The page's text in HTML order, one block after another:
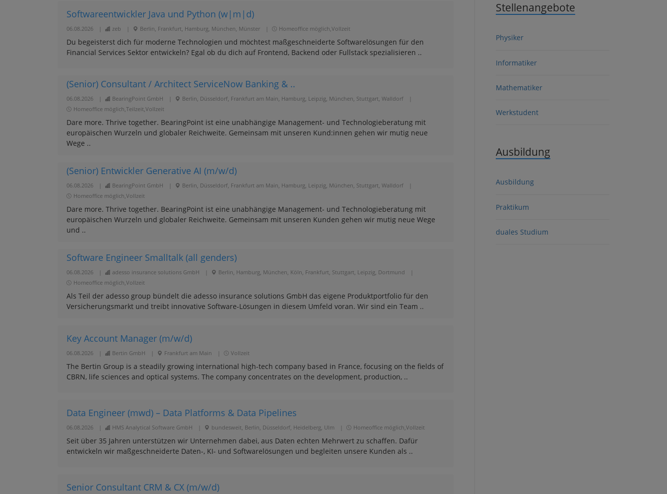
Softwareentwickler Java und Python (w|m|d)
06.08.2026 zeb Berlin, Frankfurt, Hamburg, München, Münster Homeoffice möglich,Vollzeit
Du begeisterst dich für moderne Technologien und möchtest maßgeschneiderte Softwarelösungen für den
Financial Services Sektor entwickeln? Egal ob du dich auf Frontend, Backend oder Fullstack spezialisieren ..
(Senior) Consultant / Architect ServiceNow Banking & ..
06.08.2026 BearingPoint GmbH Berlin, Düsseldorf, Frankfurt am Main, Hamburg, Leipzig, München, Stuttgart, Walldorf
Homeoffice möglich,Teilzeit,Vollzeit
Dare more. Thrive together. BearingPoint ist eine unabhängige Management- und Technologieberatung mit
europäischen Wurzeln und globaler Reichweite. Gemeinsam mit unseren Kund:innen gehen wir mutig neue
Wege ..
(Senior) Entwickler Generative AI (m/w/d)
06.08.2026 BearingPoint GmbH Berlin, Düsseldorf, Frankfurt am Main, Hamburg, Leipzig, München, Stuttgart, Walldorf
Homeoffice möglich,Vollzeit
Dare more. Thrive together. BearingPoint ist eine unabhängige Management- und Technologieberatung mit
europäischen Wurzeln und globaler Reichweite. Gemeinsam mit unseren Kunden gehen wir mutig neue Wege
und ..
Software Engineer Smalltalk (all genders)
06.08.2026 adesso insurance solutions GmbH Berlin, Hamburg, München, Köln, Frankfurt, Stuttgart, Leipzig, Dortmund
Homeoffice möglich,Vollzeit
Als Teil der adesso group bündelt die adesso insurance solutions GmbH das eigene Produktportfolio für den
Versicherungsmarkt und treibt innovative Software-Lösungen in diesem Umfeld voran. Wir sind ein Team ..
Key Account Manager (m/w/d)
06.08.2026 Bertin GmbH Frankfurt am Main Vollzeit
The Bertin Group is a steadily growing international high-tech company based in France, focusing on the fields of
CBRN, life sciences and optical systems. The company concentrates on the development, production, ..
Data Engineer (mwd) – Data Platforms & Data Pipelines
06.08.2026 HMS Analytical Software GmbH bundesweit, Berlin, Düsseldorf, Heidelberg, Ulm Homeoffice möglich,Vollzeit
Seit über 35 Jahren unterstützen wir Unternehmen dabei, aus Daten echten Mehrwert zu schaffen. Dafür
entwickeln wir maßgeschneiderte Daten-, KI- und Softwarelösungen und begleiten unsere Kunden als ..
Senior Consultant CRM & CX (m/w/d)
Stellenangebote
Physiker
Informatiker
Mathematiker
Werkstudent
Ausbildung
Ausbildung
Praktikum
duales Studium